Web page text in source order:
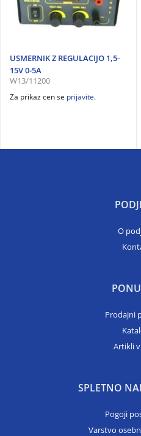
USMERNIK Z REGULACIJO 1,5-
15V 0-5A
W13/11200
Za prikaz cen se prijavite.
O
Prodajni
Artikli
SPLETNO
Pogoji
Varstvo